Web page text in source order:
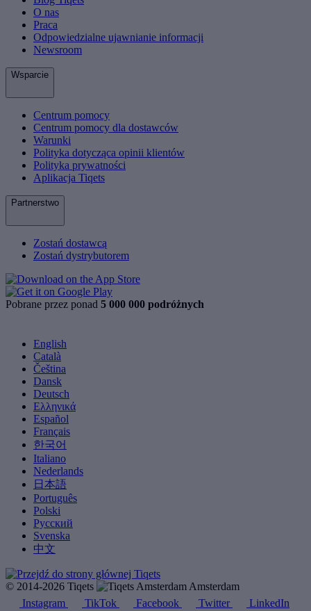
O nas
Praca
Odpowiedzialne ujawnianie informacji
Newsroom
Wsparcie
Centrum pomocy
Centrum pomocy dla dostawców
Warunki
Polityka dotycząca opinii klientów
Polityka prywatności
Aplikacja Tiqets
Partnerstwo
Zostań dostawcą
Zostań dystrybutorem
Pobrane przez ponad 5 000 000 podróżnych
English
Català
Čeština
Dansk
Deutsch
Ελληνικά
Español
Français
한국어
Italiano
Nederlands
日本語
Português
Polski
Русский
Svenska
中文
© 2014-2026 Tiqets
Amsterdam
Instagram
TikTok Facebook Twitter LinkedIn